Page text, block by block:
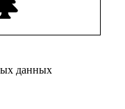
данных